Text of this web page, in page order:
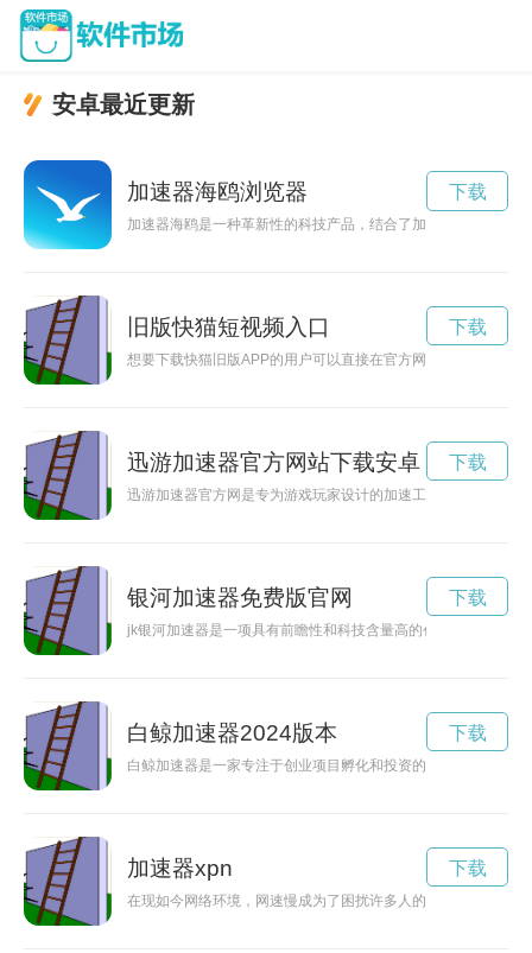
安卓最近更新
加速器海鸥浏览器
加速器海鸥是一种革新性的科技产品，结合了加速器和海鸥的
下载
旧版快猫短视频入口
想要下载快猫旧版APP的用户可以直接在官方网站上找到正确的
下载
迅游加速器官方网站下载安卓
迅游加速器官方网是专为游戏玩家设计的加速工具网站，提供
下载
银河加速器免费版官网
jk银河加速器是一项具有前瞻性和科技含量高的创新工程，正在
下载
白鲸加速器2024版本
白鲸加速器是一家专注于创业项目孵化和投资的机构，致力于
下载
加速器xpn
在现如今网络环境，网速慢成为了困扰许多人的问题。为了解
下载